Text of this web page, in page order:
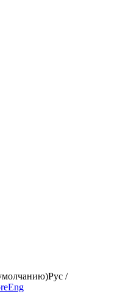
Рус /
Eng